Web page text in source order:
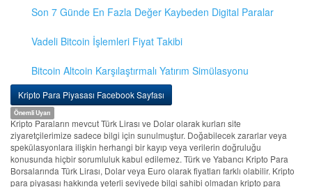
Son 7 Günde En Fazla Değer Kaybeden Digital Paralar
Vadeli Bitcoin İşlemleri Fiyat Takibi
Bitcoin Altcoin Karşılaştırmalı Yatırım Simülasyonu
Kripto Para Piyasası Facebook Sayfası
Önemli Uyarı
Kripto Paraların mevcut Türk Lirası ve Dolar olarak kurları site
ziyaretçilerimize sadece bilgi için sunulmuştur. Doğabilecek zararlar veya
spekülasyonlara ilişkin herhangi bir kayıp veya verilerin doğruluğu
konusunda hiçbir sorumluluk kabul edilemez. Türk ve Yabancı Kripto Para
Borsalarında Türk Lirası, Dolar veya Euro olarak fiyatları farklı olabilir. Kripto
para piyasası hakkında yeterli seviyede bilgi sahibi olmadan kripto para